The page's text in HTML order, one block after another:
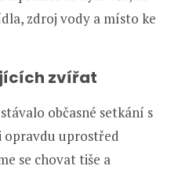
zdroj vody a místo ke
zvířat
občasné setkání s
opravdu uprostřed
se chovat tiše a